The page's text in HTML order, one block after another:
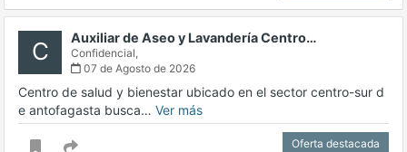
C Auxiliar de Aseo y Lavandería Centro…
Confidencial,
07 de Agosto de 2026
Centro de salud y bienestar ubicado en el sector centro-sur d
e antofagasta busca… Ver más
Oferta destacada